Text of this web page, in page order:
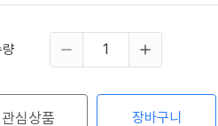
량
관심상품 장바구니